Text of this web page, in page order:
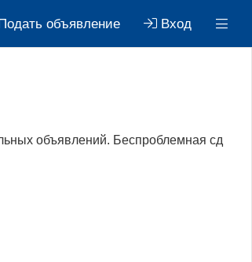
объявление Вход
объявлений. Беспроблемная сд